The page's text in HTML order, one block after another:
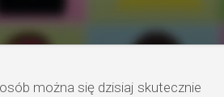
można się dzisiaj skutecznie